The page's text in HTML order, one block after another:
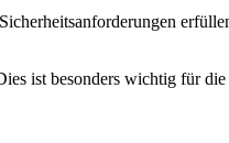
ist besonders wichtig für die